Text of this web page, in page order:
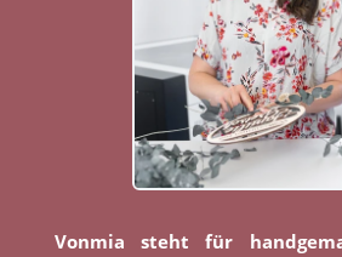
Vonmia steht für